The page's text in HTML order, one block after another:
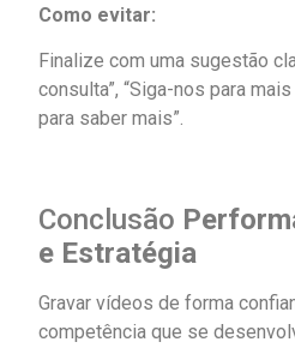
Como evitar:
Finalize com uma sugestão
consulta”, “Siga-nos para
para saber mais”.
Conclusão
e Estratégia
Gravar vídeos de forma
competência que se